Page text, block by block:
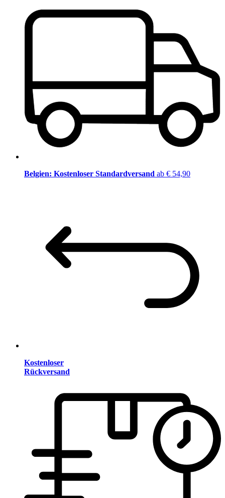
Belgien: Kostenloser Standardversand ab € 54,90
Kostenloser
Rückversand